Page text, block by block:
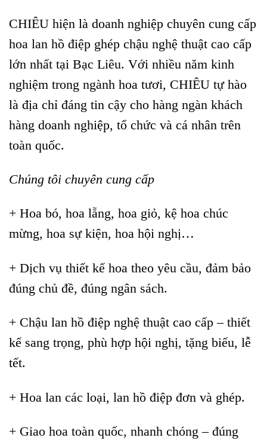
CHIÊU hiện là doanh nghiệp chuyên cung cấp
hoa lan hồ điệp ghép chậu nghệ thuật cao cấp
lớn nhất tại Bạc Liêu. Với nhiều năm kinh
nghiệm trong ngành hoa tươi, CHIÊU tự hào
là địa chỉ đáng tin cậy cho hàng ngàn khách
hàng doanh nghiệp, tổ chức và cá nhân trên
toàn quốc.
Chúng tôi chuyên cung cấp
+ Hoa bó, hoa lẵng, hoa giỏ, kệ hoa chúc
mừng, hoa sự kiện, hoa hội nghị…
+ Dịch vụ thiết kế hoa theo yêu cầu, đảm bảo
đúng chủ đề, đúng ngân sách.
+ Chậu lan hồ điệp nghệ thuật cao cấp – thiết
kế sang trọng, phù hợp hội nghị, tặng biếu, lễ
tết.
+ Hoa lan các loại, lan hồ điệp đơn và ghép.
+ Giao hoa toàn quốc, nhanh chóng – đúng